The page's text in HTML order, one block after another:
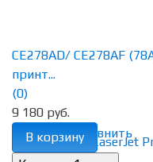
избранное сравнить
CE278AD/ CE278AF
принт...
(0)
9 180 руб.
В корзину